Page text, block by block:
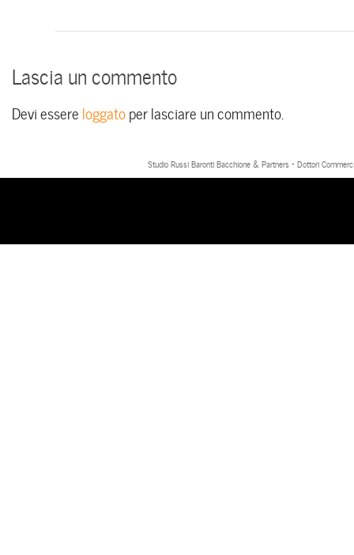
Lascia un commento
Devi essere loggatoper lasciare un commento.
Studio Russi Baronti Bacchione & Partners - Dottori